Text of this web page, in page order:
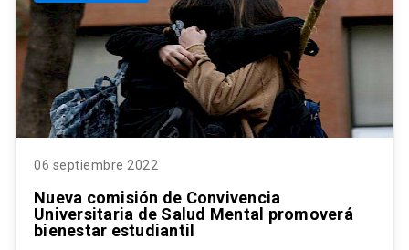
06 septiembre 2022
Nueva comisión de Convivencia
Universitaria de Salud Mental promoverá
bienestar estudiantil